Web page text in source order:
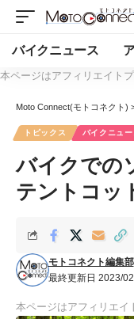
バイクニュース
本ページはアフィリエイト
Moto Connect(モトコネクト)
トピックス バイクニュー
バイクでの
テントコッ
最終更新日 2023/
モトコネクト編集部
本ページはアフィリエイ